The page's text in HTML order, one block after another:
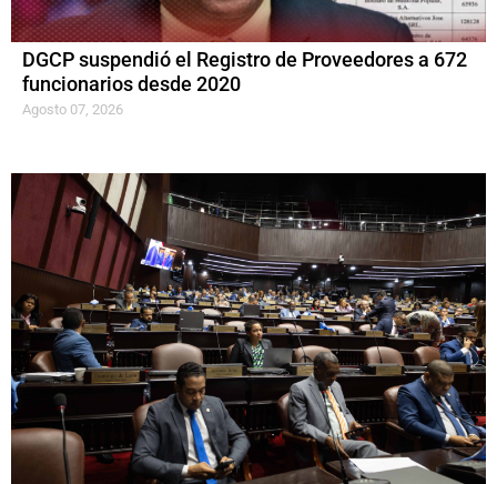
DGCP suspendió el Registro de Proveedores a 672
funcionarios desde 2020
Agosto 07, 2026